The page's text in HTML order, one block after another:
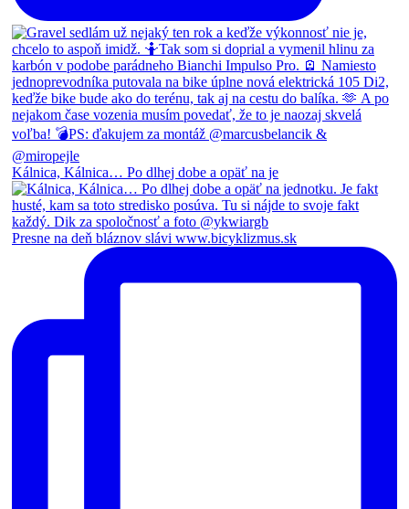
Kálnica, Kálnica… Po dlhej dobe a opäť na je
Presne na deň bláznov slávi www.bicyklizmus.sk